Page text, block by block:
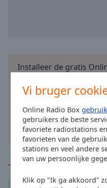
Vi bruger
Online Radio Box
gebruikers de beste
favoriete radiostations
favorieten van de
stations en veel andere
van uw persoonlijke
Klik op "Ik ga akkoord"
dialog
window.
Installeer de gratis
je smartphone en
radiozenders –
TOP op de radio